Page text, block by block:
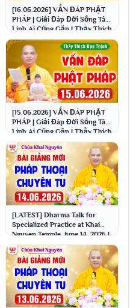
[16.06.2026] VẤN ĐÁP PHẬT
PHÁP | Giải Đáp Đời Sống Tâm
Linh Ai Cũng Gặp | Thầy Thích
Đạo Thịnh
[15.06.2026] VẤN ĐÁP PHẬT
PHÁP | Giải Đáp Đời Sống Tâm
Linh Ai Cũng Gặp | Thầy Thích
Đạo Thịnh
[LATEST] Dharma Talk for
Specialized Practice at Khai
Nguyen Temple, June 14, 2026 |
Venerable Th...